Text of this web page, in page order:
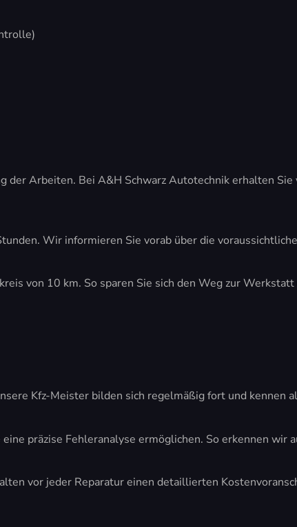
der Arbeiten. Bei A&H Schwarz Autotechnik erhalten
Wir informieren Sie vorab über die
von 10 km. So sparen Sie sich den Weg zur
Kfz-Meister bilden sich regelmäßig fort und kennen
präzise Fehleranalyse ermöglichen. So erkennen wir
vor jeder Reparatur einen detaillierten